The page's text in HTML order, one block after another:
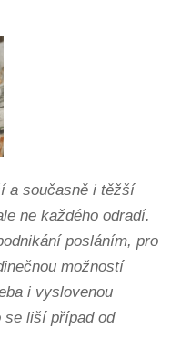
a současně i těžší
ne každého odradí.
posláním, pro
možností
i vyslovenou
se liší případ od